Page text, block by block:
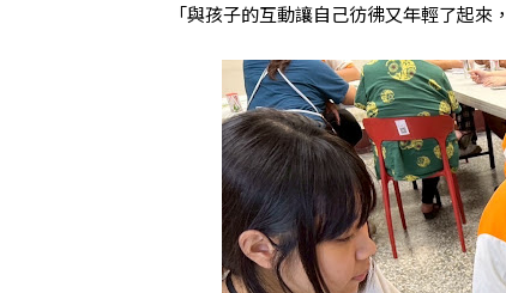
「與孩子的互動讓自己彷彿又年輕了起來